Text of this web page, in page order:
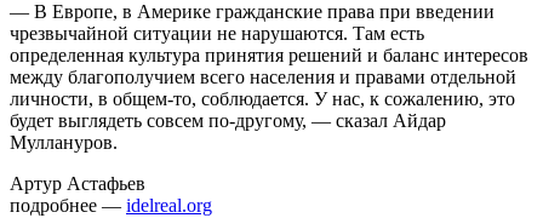
— В Европе, в Америке гражданские права при введении
чрезвычайной ситуации не нарушаются. Там есть
определенная культура принятия решений и баланс интересов
между благополучием всего населения и правами отдельной
личности, в общем-то, соблюдается. У нас, к сожалению, это
будет выглядеть совсем по-другому, — сказал Айдар
Муллануров.
Артур Астафьев
подробнее — idelreal.org